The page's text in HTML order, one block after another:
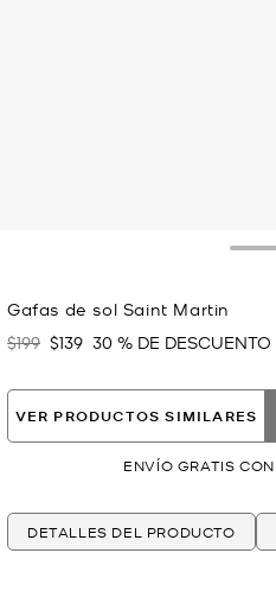
Gafas de sol Saint Martin
Era
$199 Ahora
$139 30 % DE DESCUENTO
VER PRODUCTOS SIMILARES
ENVÍO GRATIS CON
DETALLES DEL PRODUCTO